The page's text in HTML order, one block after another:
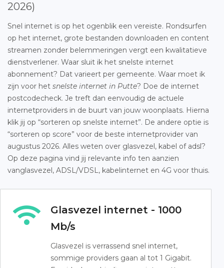
2026)
Snel internet is op het ogenblik een vereiste. Rondsurfen
op het internet, grote bestanden downloaden en content
streamen zonder belemmeringen vergt een kwalitatieve
dienstverlener. Waar sluit ik het snelste internet
abonnement? Dat varieert per gemeente. Waar moet ik
zijn voor het snelste internet in Putte? Doe de internet
postcodecheck. Je treft dan eenvoudig de actuele
internetproviders in de buurt van jouw woonplaats. Hierna
klik jij op “sorteren op snelste internet”. De andere optie is
“sorteren op score” voor de beste internetprovider van
augustus 2026. Alles weten over glasvezel, kabel of adsl?
Op deze pagina vind jij relevante info ten aanzien
vanglasvezel, ADSL/VDSL, kabelinternet en 4G voor thuis.
Glasvezel internet - 1000
Mb/s
Glasvezel is verrassend snel internet,
sommige providers gaan al tot 1 Gigabit.